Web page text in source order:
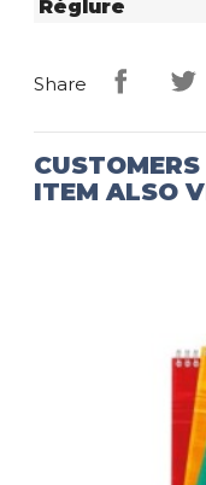
Réglure
Share
ITEM ALSO